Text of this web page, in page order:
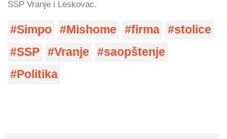
SSP Vranje i Leskovac.
Simpo Mishome firma
stolice
SSP
Vranje
saopštenje
Politika